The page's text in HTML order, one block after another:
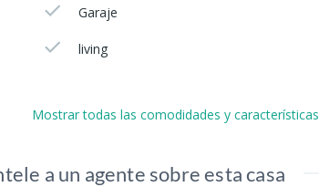
Garaje
living
Mostrar todas las comodidades y características
a un agente sobre esta casa